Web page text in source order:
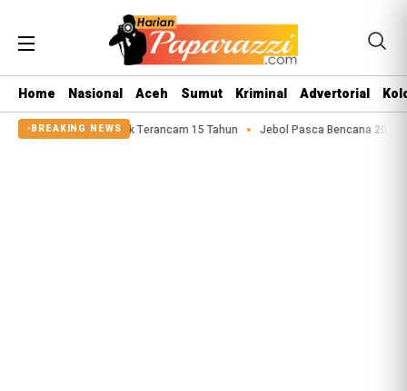
Home Nasional Aceh Sumut Kriminal Advertorial
BREAKING NEWS
Anak Terancam 15 Tahun Jebol Pasca Bencana 2025, Tanggul